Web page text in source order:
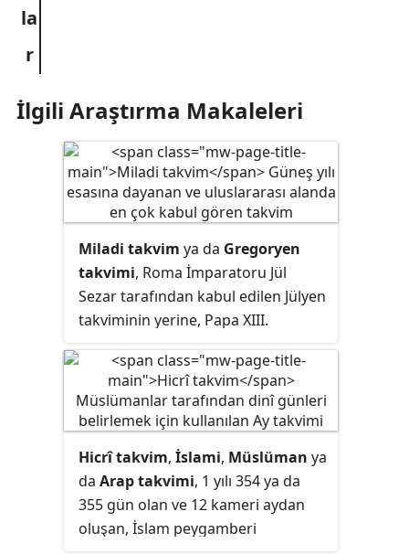
la
r
İlgili Araştırma Makaleleri
Miladi takvim ya da Gregoryen
takvimi, Roma İmparatoru Jül
Sezar tarafından kabul edilen Jülyen
takviminin yerine, Papa XIII.
takvimdir. İsa'nın doğduğu yılı milat
olarak alan bu takvim, Dünya'nın
Güneş etrafındaki dönüş süresi
olan 365 gün, 6 saatlik zamanı "1
yıl" olarak kabul eder. Günümüzde
dünyada en yaygın olarak kullanılan
takvimdir.
Hicrî takvim, İslami, Müslüman ya
da Arap takvimi, 1 yılı 354 ya da
355 gün olan ve 12 kameri aydan
oluşan, İslam peygamberi